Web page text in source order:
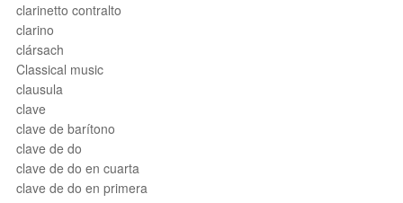
clarinetto contralto
clarino
clársach
Classical music
clausula
clave
clave de barítono
clave de do
clave de do en cuarta
clave de do en primera